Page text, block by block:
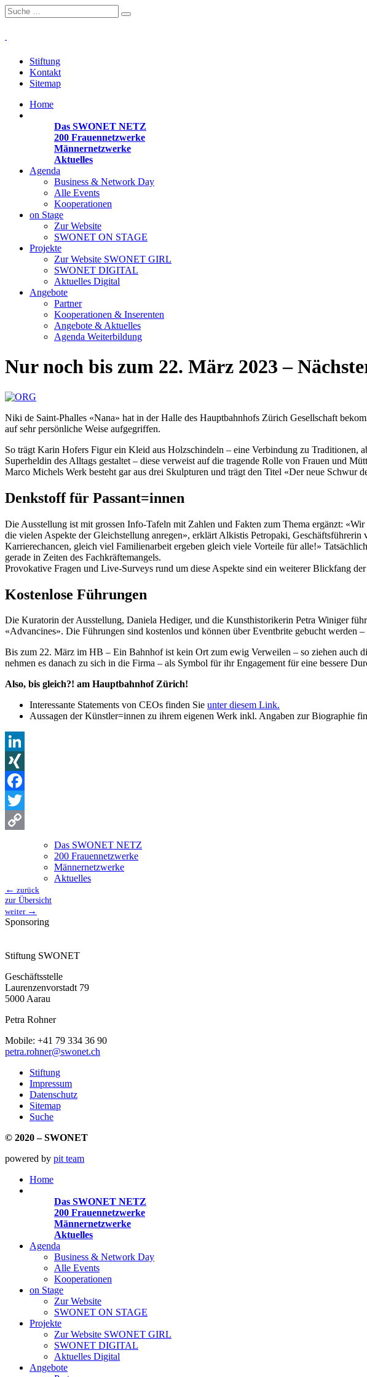
Stiftung
Kontakt
Sitemap
Home
Das SWONET NETZ
200 Frauen­netzwerke
Männernetzwerke
Aktuelles
Agenda
Business & Network Day
Alle Events
Kooperationen
on Stage
Zur Website
SWONET ON STAGE
Projekte
Zur Website SWONET GIRL
SWONET DIGITAL
Aktuelles Digital
Angebote
Partner
Kooperationen & Inserenten
Angebote & Aktuelles
Agenda Weiterbildung
Nur noch bis zum 22. März 2023 –
Niki de Saint-Phalles «Nana» hat in der Halle des Hauptbahnhofs Zürich Gesellschaft
auf sehr persönliche Weise aufgegriffen.
So trägt Karin Hofers Figur ein Kleid aus Holzschindeln – eine Verbindung zu Traditionen,
Superheldin des Alltags gestaltet – diese verweist auf die tragende Rolle von Frauen und
Marco Michels Werk besteht gar aus drei Skulpturen und trägt den Titel «Der neue Schwur
Denkstoff für Passant=innen
Die Ausstellung ist mit grossen Info-Tafeln mit Zahlen und Fakten zum Thema ergänzt:
die vielen Aspekte der Gleichstellung anregen», erklärt Alkistis Petropaki,
Karrierechancen, gleich viel Familienarbeit ergeben gleich viele Vorteile für alle!»
gerade in Zeiten des Fachkräftemangels.
Provokative Fragen und Live-Surveys rund um diese Aspekte sind ein weiterer Blickfang
Kostenlose Führungen
Die Kuratorin der Ausstellung, Daniela Hediger, und die Kunsthistorikerin Petra Winiger
«Advancines». Die Führungen sind kostenlos und können über Eventbrite gebucht werden
Bis zum 22. März im HB – Ein Bahnhof ist kein Ort zum ewig Verweilen – so ziehen auch
nehmen es danach zu sich in die Firma – als Symbol für ihr Engagement für eine bessere
Also, bis gleich?! am Hauptbahnhof Zürich!
Interessante Statements von CEOs finden Sie unter diesem Link.
Aussagen der Künstler=innen zu ihrem eigenen Werk inkl. Angaben zur Biographie
LinkedIn
XING
Facebook
Twitter
Das SWONET NETZ
200 Frauen­netzwerke
Männernetzwerke
Aktuelles
← zurück
zur Übersicht
weiter →
Sponsoring
Stiftung SWONET
Geschäftsstelle
Laurenzenvorstadt 79
5000 Aarau
Petra Rohner
Mobile: +41 79 334 36 90
petra.rohner@swonet.ch
Stiftung
Impressum
Datenschutz
Sitemap
Suche
© 2020 – SWONET
powered by pit team
Home
Das SWONET NETZ
200 Frauen­netzwerke
Männernetzwerke
Aktuelles
Agenda
Business & Network Day
Alle Events
Kooperationen
on Stage
Zur Website
SWONET ON STAGE
Projekte
Zur Website SWONET GIRL
SWONET DIGITAL
Aktuelles Digital
Angebote